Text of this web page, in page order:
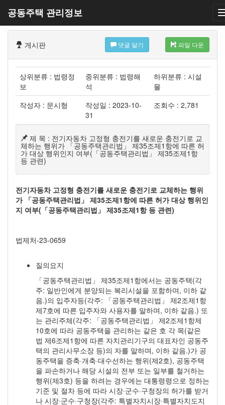
공동주택 관리정보
게시판 댓글 달기 파일 다운
상위분류 : 법령정
보
중위분류 : 법령해
석
하위분류 : 시설
물
작성자 : 문시형
작성일 : 2023-10-
31
조회수 : 2,781
제 목 : 전기자동차 고정형 충전기를 새로운 충전기로 교
체하는 행위가 「공동주택관리법」 제35조제1항에 따른 허
가 대상 행위인지 여부(「공동주택관리법」 제35조제1항
등 관련)
전기자동차 고정형 충전기를 새로운 충전기로 교체하는 행위
가 「공동주택관리법」 제35조제1항에 따른 허가 대상 행위인
지 여부(「공동주택관리법」 제35조제1항 등 관련)
법제처-23-0659
질의요지
「공동주택관리법」 제35조제1항에서는 공동주택(각
주: 일반인에게 분양되는 복리시설을 포함하며, 이하 같
음.)의 입주자등(각주: 「공동주택관리법」 제2조제1항
제7호에 따른 입주자와 사용자를 말하며, 이하 같음.) 또
는 관리주체(각주: 「공동주택관리법」 제2조제1항제
10호에 따라 공동주택을 관리하는 같은 호 각 목(같은
법 제6조제1항에 따른 자치관리기구의 대표자인 공동주
택의 관리사무소장 등)의 자를 말하며, 이하 같음.)가 공
동주택을 증축·개축·대수선하는 행위(제2호), 공동주택
을 파손하거나 해당 시설의 전부 또는 일부를 철거하는
행위(제3호) 등을 하려는 경우에는 대통령령으로 정하는
기준 및 절차 등에 따라 시장·군수·구청장의 허가를 받거
나 시장·군수·구청장(각주: 특별자치시장·특별자치도지